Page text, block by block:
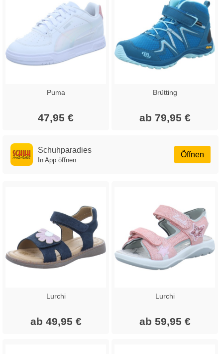
Puma
47,95 €
Brütting
ab 79,95 €
Öffnen
Schuhparadies
In App öffnen
Lurchi
ab 49,95 €
Lurchi
ab 59,95 €